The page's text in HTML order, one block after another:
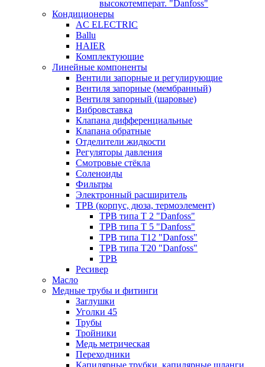
высокотемперат. "Danfoss"
Кондиционеры
AC ELECTRIC
Ballu
HAIER
Комплектующие
Линейные компоненты
Вентили запорные и регулирующие
Вентиля запорные (мембранный)
Вентиля запорный (шаровые)
Вибровставка
Клапана дифференциальные
Клапана обратные
Отделители жидкости
Регуляторы давления
Смотровые стёкла
Соленоиды
Фильтры
Электронный расширитель
ТРВ (корпус, дюза, термоэлемент)
ТРВ типа Т 2 "Danfoss"
ТРВ типа Т 5 "Danfoss"
ТРВ типа Т12 "Danfoss"
ТРВ типа Т20 "Danfoss"
ТРВ
Ресивер
Масло
Медные трубы и фитинги
Заглушки
Уголки 45
Трубы
Тройники
Медь метрическая
Переходники
Капилярные трубки, капилярные шланги